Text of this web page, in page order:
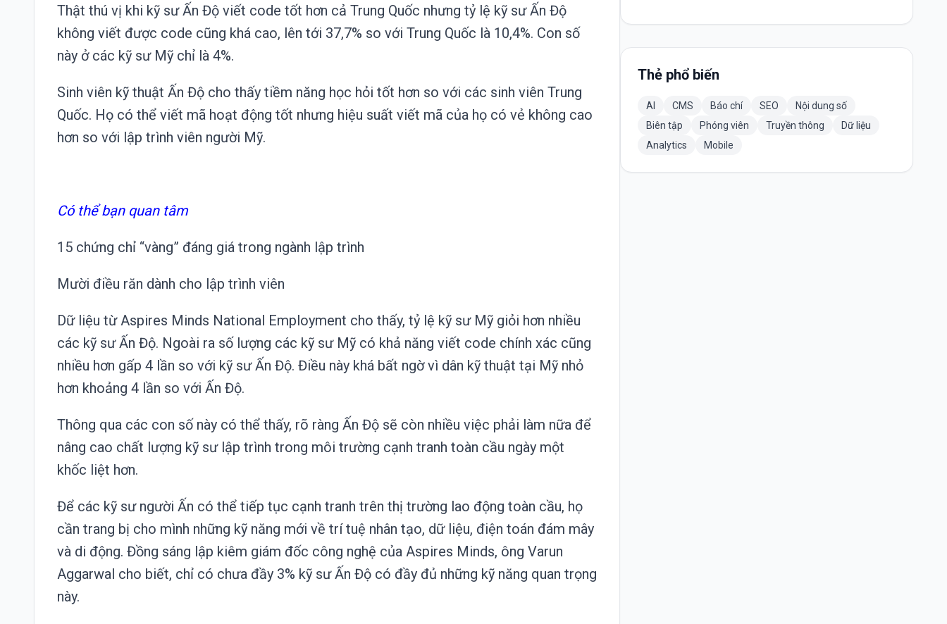
Thật thú vị khi kỹ sư Ấn Độ viết code tốt hơn cả Trung Quốc nhưng tỷ lệ kỹ sư Ấn Độ
không viết được code cũng khá cao, lên tới 37,7% so với Trung Quốc là 10,4%. Con số
này ở các kỹ sư Mỹ chỉ là 4%.
Sinh viên kỹ thuật Ấn Độ cho thấy tiềm năng học hỏi tốt hơn so với các sinh viên Trung
Quốc. Họ có thể viết mã hoạt động tốt nhưng hiệu suất viết mã của họ có vẻ không cao
hơn so với lập trình viên người Mỹ.
Có thể bạn quan tâm
15 chứng chỉ “vàng” đáng giá trong ngành lập trình
Mười điều răn dành cho lập trình viên
Dữ liệu từ Aspires Minds National Employment cho thấy, tỷ lệ kỹ sư Mỹ giỏi hơn nhiều
các kỹ sư Ấn Độ. Ngoài ra số lượng các kỹ sư Mỹ có khả năng viết code chính xác cũng
nhiều hơn gấp 4 lần so với kỹ sư Ấn Độ. Điều này khá bất ngờ vì dân kỹ thuật tại Mỹ nhỏ
hơn khoảng 4 lần so với Ấn Độ.
Thông qua các con số này có thể thấy, rõ ràng Ấn Độ sẽ còn nhiều việc phải làm nữa để
nâng cao chất lượng kỹ sư lập trình trong môi trường cạnh tranh toàn cầu ngày một
khốc liệt hơn.
Để các kỹ sư người Ấn có thể tiếp tục cạnh tranh trên thị trường lao động toàn cầu, họ
cần trang bị cho mình những kỹ năng mới về trí tuệ nhân tạo, dữ liệu, điện toán đám mây
và di động. Đồng sáng lập kiêm giám đốc công nghệ của Aspires Minds, ông Varun
Aggarwal cho biết, chỉ có chưa đầy 3% kỹ sư Ấn Độ có đầy đủ những kỹ năng quan trọng
này.
Thẻ phổ biến
AI CMS Báo chí SEO
Nội dung số
Biên tập
Phóng viên Truyền thông
Dữ liệu
Analytics
Mobile